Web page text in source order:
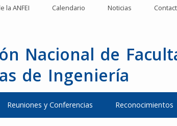
la ANFEI Calendario Noticias
Nacional de
de Ingeniería
Reuniones y Conferencias Reconocimientos